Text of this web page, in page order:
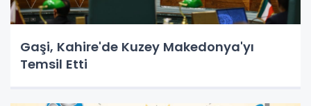
Gaşi, Kahire'de Kuzey Makedonya'yı
Temsil Etti